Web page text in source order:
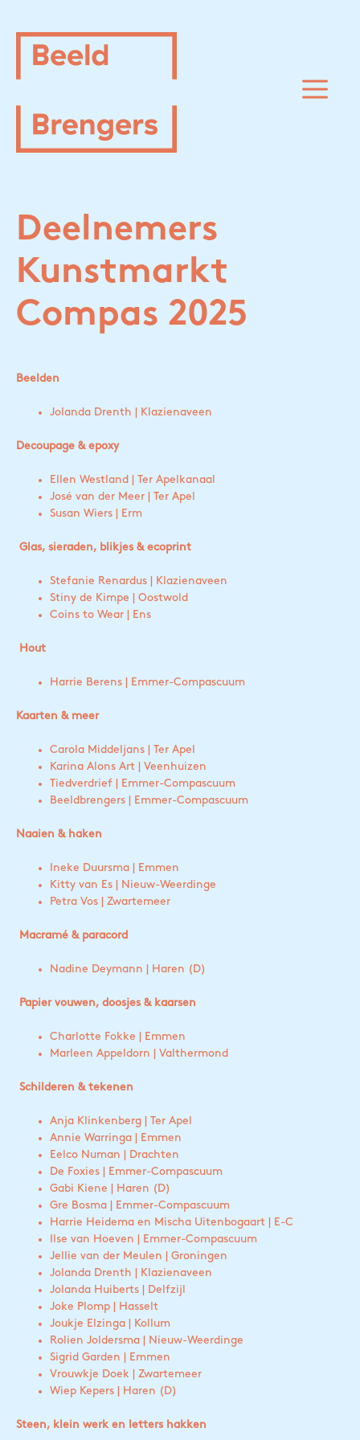
inhoud
Deelnemers
Kunstmarkt
Compas 2025
Beelden
Jolanda Drenth | Klazienaveen
Decoupage & epoxy
Ellen Westland | Ter Apelkanaal
José van der Meer | Ter Apel
Susan Wiers | Erm
Glas, sieraden, blikjes & ecoprint
Stefanie Renardus | Klazienaveen
Stiny de Kimpe | Oostwold
Coins to Wear | Ens
Hout
Harrie Berens | Emmer-Compascuum
Kaarten & meer
Carola Middeljans | Ter Apel
Karina Alons Art | Veenhuizen
Tiedverdrief | Emmer-Compascuum
Beeldbrengers | Emmer-Compascuum
Naaien & haken
Ineke Duursma | Emmen
Kitty van Es | Nieuw-Weerdinge
Petra Vos | Zwartemeer
Macramé & paracord
Nadine Deymann | Haren (D)
Papier vouwen, doosjes & kaarsen
Charlotte Fokke | Emmen
Marleen Appeldorn | Valthermond
Schilderen & tekenen
Anja Klinkenberg | Ter Apel
Annie Warringa | Emmen
Eelco Numan | Drachten
De Foxies | Emmer-Compascuum
Gabi Kiene | Haren (D)
Gre Bosma | Emmer-Compascuum
Harrie Heidema en Mischa Uitenbogaart | E-C
Ilse van Hoeven | Emmer-Compascuum
Jellie van der Meulen | Groningen
Jolanda Drenth | Klazienaveen
Jolanda Huiberts | Delfzijl
Joke Plomp | Hasselt
Joukje Elzinga | Kollum
Rolien Joldersma | Nieuw-Weerdinge
Sigrid Garden | Emmen
Vrouwkje Doek | Zwartemeer
Wiep Kepers | Haren (D)
Steen, klein werk en letters hakken